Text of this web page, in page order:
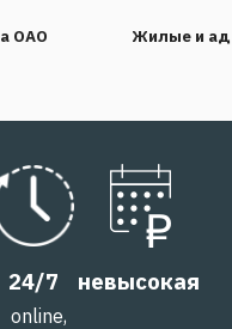
ОАО
Жилые и
24/7 невысокая
online,